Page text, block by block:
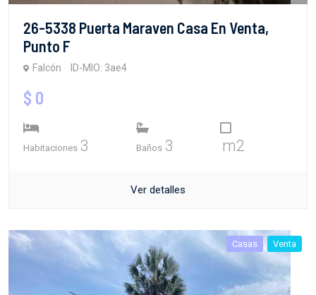
26-5338 Puerta Maraven Casa En Venta,
Punto F
Falcón ID-MIO: 3ae4
$ 0
Habitaciones 3 Baños 3 m2
Ver detalles
Casas Venta